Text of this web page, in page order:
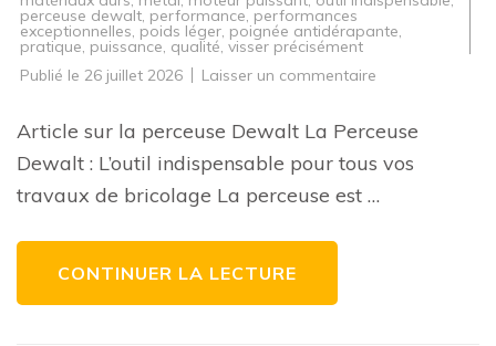
perceuse dewalt, performance, performances
exceptionnelles, poids léger, poignée antidérapante,
pratique, puissance, qualité, visser précisément
Publié le 26 juillet 2026 Laisser un commentaire
:
Alliée
des
Article sur la perceuse Dewalt La Perceuse
Dewalt : L’outil indispensable pour tous vos
travaux de bricolage La perceuse est …
CONTINUER LA LECTURE